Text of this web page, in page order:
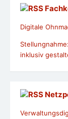
Digitale
inklusiv